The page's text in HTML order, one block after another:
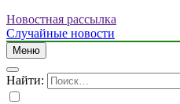
Новостная рассылка
Случайные новости
Меню
Найти: